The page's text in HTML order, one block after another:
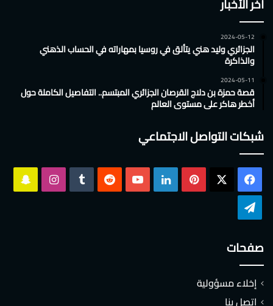
2024-05-12
الجزائري وليد هني يتألق في روسيا بمهاراته في الحساب الذهني
والذاكرة
2024-05-11
قصة حمزة بن دلاج القرصان الجزائري المبتسم.. التفاصيل الكاملة حول
أخطر هاكر على مستوى العالم
شبكات التواصل الاجتماعي
فيسبوك بينتيريست لينكدإن ‫YouTube انستقرام
صفحات
إخلاء مسؤولية
اتصل بنا